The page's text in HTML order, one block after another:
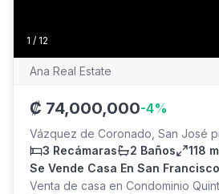
1 / 12
Ana Real Estate
₡ 74,000,000-4%
Vázquez de Coronado, San José
3 Recámaras
2 Baños
118
Se Vende Casa En San
Condominio Quintana De Los
Venta de casa en Condominio